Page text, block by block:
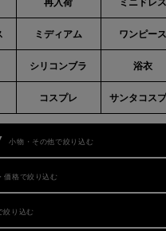
ミディアム ワンピース
シリコンブラ 浴衣
コスプレ サンタコス
小物・その他で絞り込む
価格で絞り込む
絞り込む